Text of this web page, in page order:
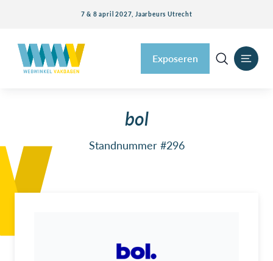
7 & 8 april 2027, Jaarbeurs Utrecht
Exposeren
bol
Standnummer #296